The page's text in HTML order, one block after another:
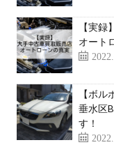
【実
オート
【ボ
垂水区
す！